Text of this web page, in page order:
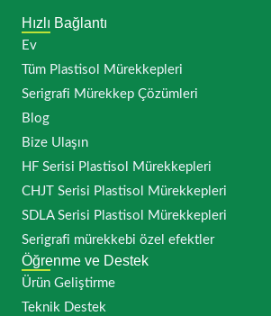
Hızlı Bağlantı
Ev
Tüm Plastisol Mürekkepleri
Serigrafi Mürekkep Çözümleri
Blog
Bize Ulaşın
HF Serisi Plastisol Mürekkepleri
CHJT Serisi Plastisol Mürekkepleri
SDLA Serisi Plastisol Mürekkepleri
Serigrafi mürekkebi özel efektler
Öğrenme ve Destek
Ürün Geliştirme
Teknik Destek